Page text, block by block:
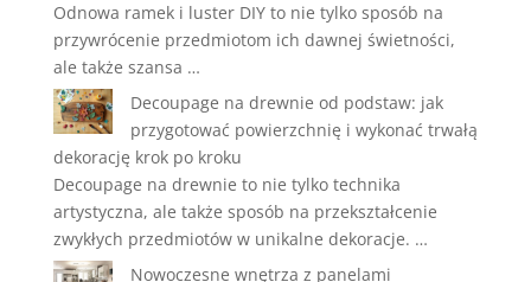
Odnowa ramek i luster DIY to nie tylko sposób na
przywrócenie przedmiotom ich dawnej świetności,
ale także szansa …
Decoupage na drewnie od podstaw: jak
przygotować powierzchnię i wykonać trwałą
dekorację krok po kroku
Decoupage na drewnie to nie tylko technika
artystyczna, ale także sposób na przekształcenie
zwykłych przedmiotów w unikalne dekoracje. …
Nowoczesne wnętrza z panelami